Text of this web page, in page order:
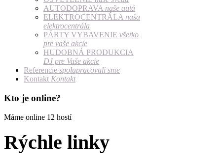
AUTODOPRAVA naše autá
ELEKTROCENTRÁLA naša
elektrocentrála
PÁRTY VYBAVENIE všetko
pre vaše akcie
HUDOBNÁ PRODUKCIA
DJ pre Vaše akcie
Referencie spolupracovali sme
Kontakt Kontakt
Kto je online?
Máme online 12 hostí
Rýchle linky